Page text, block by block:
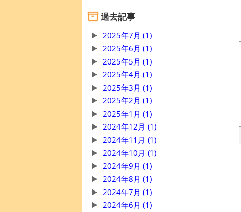
過去記事
2025年7月 (1)
2025年6月 (1)
2025年5月 (1)
2025年4月 (1)
2025年3月 (1)
2025年2月 (1)
2025年1月 (1)
2024年12月 (1)
2024年11月 (1)
2024年10月 (1)
2024年9月 (1)
2024年8月 (1)
2024年7月 (1)
2024年6月 (1)